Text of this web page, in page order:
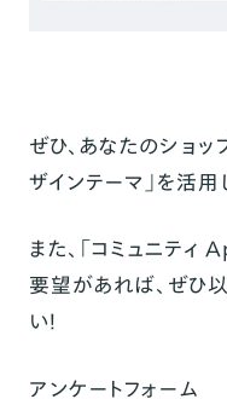
ぜひ、あなたのショッ
ザインテーマ」を活用
また、「コミュニテ
要望があれば、ぜひ
い！
アンケートフォーム